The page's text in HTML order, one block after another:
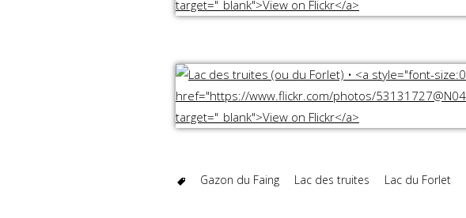
Gazon du Faing Lac des truites Lac du Forlet